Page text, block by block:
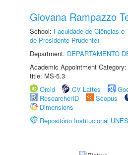
Giovana Rampazzo
School: Faculdade de Ciências e
de Presidente Prudente)
Department: DEPARTAMENTO
Academic Appointment
title: MS-5.3
Orcid
CV Lattes
ResearcherID
Scopus
Dimensions
Repositório Institucional